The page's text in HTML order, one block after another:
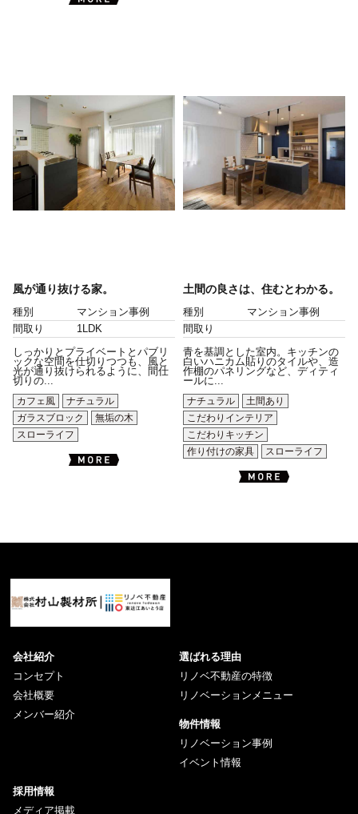
風が通り抜ける家。
種別
マンション事例
間取り
1LDK
しっかりとプライベートとパブリ
ックな空間を仕切りつつも、風と
光が通り抜けられるように、間仕
切りの...
カフェ風
ナチュラル
ガラスブロック
無垢の木
スローライフ
土間の良さは、住むとわかる。
種別
マンション事例
間取り
青を基調とした室内。キッチンの
白いハニカム貼りのタイルや、造
作棚のパネリングなど、ディティ
ールに...
ナチュラル
土間あり
こだわりインテリア
こだわりキッチン
作り付けの家具
スローライフ
会社紹介
コンセプト
会社概要
メンバー紹介
選ばれる理由
リノベ不動産の特徴
リノベーションメニュー
物件情報
リノベーション事例
イベント情報
採用情報
メディア掲載